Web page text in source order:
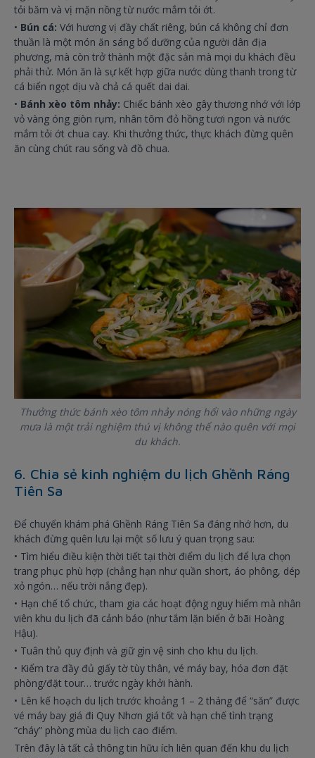
tỏi băm và vị mặn nồng từ nước mắm tỏi ớt.
• Bún cá: Với hương vị đầy chất riêng, bún cá không chỉ đơn
thuần là một món ăn sáng bổ dưỡng của người dân địa
phương, mà còn trở thành một đặc sản mà mọi du khách đều
phải thử. Món ăn là sự kết hợp giữa nước dùng thanh trong từ
cá biển ngọt dịu và chả cá quết dai dai.
• Bánh xèo tôm nhảy: Chiếc bánh xèo gây thương nhớ với lớp
vỏ vàng óng giòn rụm, nhân tôm đỏ hồng tươi ngon và nước
mắm tỏi ớt chua cay. Khi thưởng thức, thực khách đừng quên
ăn cùng chút rau sống và đồ chua.
Thưởng thức bánh xèo tôm nhảy nóng hổi vào những ngày
mưa là một trải nghiệm thú vị không thể nào quên với mọi
du khách.
6. Chia sẻ kinh nghiệm du lịch Ghềnh Ráng
Tiên Sa
Để chuyến khám phá Ghềnh Ráng Tiên Sa đáng nhớ hơn, du
khách đừng quên lưu lại một số lưu ý quan trọng sau:
• Tìm hiểu điều kiện thời tiết tại thời điểm du lịch để lựa chọn
trang phục phù hợp (chẳng hạn như quần short, áo phông, dép
xỏ ngón… nếu trời nắng đẹp).
• Hạn chế tổ chức, tham gia các hoạt động nguy hiểm mà nhân
viên khu du lịch đã cảnh báo (như tắm lặn biển ở bãi Hoàng
Hậu).
• Tuân thủ quy định và giữ gìn vệ sinh cho khu du lịch.
• Kiểm tra đầy đủ giấy tờ tùy thân, vé máy bay, hóa đơn đặt
phòng/đặt tour… trước ngày khởi hành.
• Lên kế hoạch du lịch trước khoảng 1 – 2 tháng để “săn” được
vé máy bay giá đi Quy Nhơn giá tốt và hạn chế tình trạng
“cháy” phòng mùa du lịch cao điểm.
Trên đây là tất cả thông tin hữu ích liên quan đến khu du lịch